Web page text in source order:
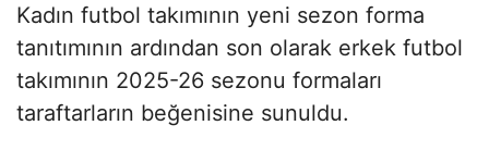
Kadın futbol takımının yeni sezon forma
tanıtımının ardından son olarak erkek futbol
takımının 2025-26 sezonu formaları
taraftarların beğenisine sunuldu.